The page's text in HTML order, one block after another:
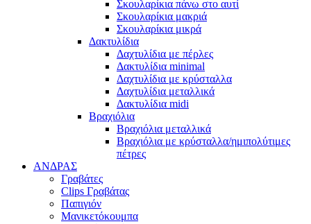
Σκουλαρίκια πάνω στο αυτί
Σκουλαρίκια μακριά
Σκουλαρίκια μικρά
Δακτυλίδια
Δαχτυλίδια με πέρλες
Δακτυλίδια minimal
Δαχτυλίδια με κρύσταλλα
Δαχτυλίδια μεταλλικά
Δακτυλίδια midi
Βραχιόλια
Βραχιόλια μεταλλικά
Βραχιόλια με κρύσταλλα/ημιπολύτιμες
πέτρες
ΑΝΔΡΑΣ
Γραβάτες
Clips Γραβάτας
Παπιγιόν
Μανικετόκουμπα